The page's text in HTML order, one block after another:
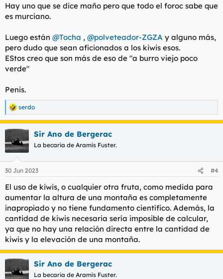
Hay uno que se dice maño pero que todo el foroc sabe que
es murciano.
Luego están @Tocha , @polveteador-ZGZA y alguno más,
pero dudo que sean aficionados a los kiwis esos.
EStos creo que son más de eso de "a burro viejo poco
verde"
Penis.
R
e
a
c
i
e
:
serdo
Sir Ano de Bergerac
La becaria de Aramís Fuster.
30 Jun 2023 #4
El uso de kiwis, o cualquier otra fruta, como medida para
aumentar la altura de una montaña es completamente
inapropiado y no tiene fundamento científico. Además, la
cantidad de kiwis necesaria sería imposible de calcular,
ya que no hay una relación directa entre la cantidad de
kiwis y la elevación de una montaña.
Sir Ano de Bergerac
La becaria de Aramís Fuster.